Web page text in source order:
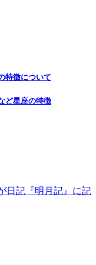
特徴について
ど星座の特徴